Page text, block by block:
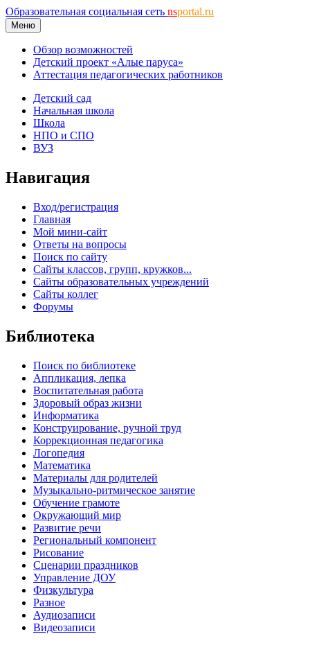
Образовательная социальная сеть nsportal.ru
Меню
Обзор возможностей
Детский проект «Алые паруса»
Аттестация педагогических работников
Детский сад
Начальная школа
Школа
НПО и СПО
ВУЗ
Навигация
Вход/регистрация
Главная
Мой мини-сайт
Ответы на вопросы
Поиск по сайту
Сайты классов, групп, кружков...
Сайты образовательных учреждений
Сайты коллег
Форумы
Библиотека
Поиск по библиотеке
Аппликация, лепка
Воспитательная работа
Здоровый образ жизни
Информатика
Конструирование, ручной труд
Коррекционная педагогика
Логопедия
Математика
Материалы для родителей
Музыкально-ритмическое занятие
Обучение грамоте
Окружающий мир
Развитие речи
Региональный компонент
Рисование
Сценарии праздников
Управление ДОУ
Физкультура
Разное
Аудиозаписи
Видеозаписи